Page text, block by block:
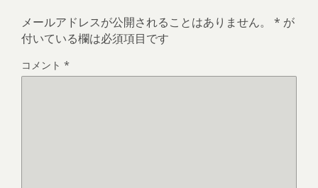
メールアドレスが公開されることはありません。 * が
付いている欄は必須項目です
コメント *